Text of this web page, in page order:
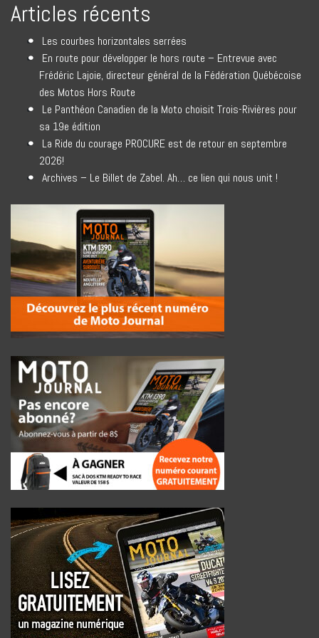
Articles récents
Les courbes horizontales serrées
En route pour développer le hors route – Entrevue avec
Frédéric Lajoie, directeur général de la Fédération Québécoise
des Motos Hors Route
Le Panthéon Canadien de la Moto choisit Trois-Rivières pour
sa 19e édition
La Ride du courage PROCURE est de retour en septembre
2026!
Archives – Le Billet de Zabel. Ah… ce lien qui nous unit !